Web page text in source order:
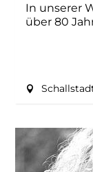
In unserer
über 80